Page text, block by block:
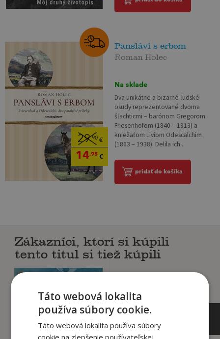
29,90€
14,95€
Panslávi s erbom
Roman Holec
Na sklade
Dva unikátne a bizarné ľudské
osudy reprezentované dvoma
šľachticmi – barónom Gregorom
Friesenhofom (1840 – 1913) a
kniežaťom Liviom Odescalchim
(1863 – 1938). Delila ich...
pridať do košíka
Zákazníci, ktorí si kúpili
tento titul si tiež kúpili
Táto webová lokalita
používa súbory cookie.
Táto webová lokalita používa súbory
cookie na zlepšenie používateľskej